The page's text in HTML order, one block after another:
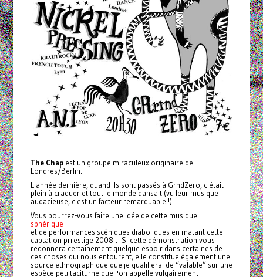
The Chapest un groupe miraculeux originaire de
Londres/Berlin.
L'année dernière, quand ils sont passés à GrndZero, c'était
plein à craquer et tout le monde dansait (vu leur musique
audacieuse, c'est un facteur remarquable !).
Vous pourrez-vous faire une idée de cette musique
sphérique
et de performances scéniques diaboliques en matant cette
captation prrestige 2008… Si cette démonstration vous
redonnera certainement quelque espoir dans certaines de
ces choses qui nous entourent, elle constitue également une
source ethnographique que je qualifierai de “valable” sur une
espèce peu taciturne que l'on appelle vulgairement